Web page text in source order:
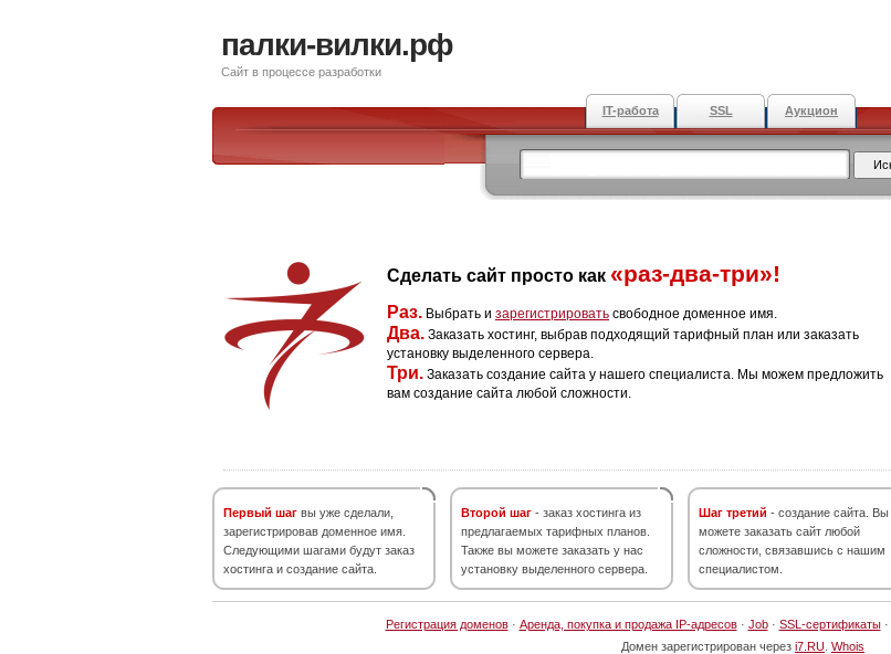
палки-вилки.рф
Сайт в процессе разработки
IT-работа SSL Аукцион
Сделать сайт просто как «раз-два-три»!
Раз. Выбрать и зарегистрировать свободное доменное имя.
Два. Заказать хостинг, выбрав подходящий тарифный план или заказать
установку выделенного сервера.
Три. Заказать создание сайта у нашего специалиста. Мы можем предложить
вам создание сайта любой сложности.
Первый шаг вы уже сделали,
зарегистрировав доменное имя.
Следующими шагами будут заказ
хостинга и создание сайта.
Второй шаг - заказ хостинга из
предлагаемых тарифных планов.
Также вы можете заказать у нас
установку выделенного сервера.
Шаг третий - создание сайта. Вы
можете заказать сайт любой
сложности, связавшись с нашим
специалистом.
Регистрация доменов· Аренда, покупка и продажа IP-адресов· Job· SSL-сертификаты·
Домен зарегистрирован через i7.RU Whois